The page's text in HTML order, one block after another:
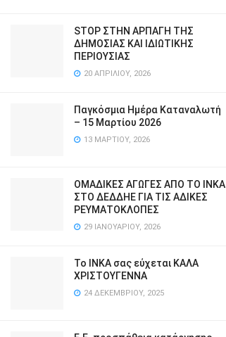
STOP ΣΤΗΝ ΑΡΠΑΓΗ ΤΗΣ
ΔΗΜΟΣΙΑΣ ΚΑΙ ΙΔΙΩΤΙΚΗΣ
ΠΕΡΙΟΥΣΙΑΣ
20 ΑΠΡΙΛΊΟΥ, 2026
Παγκόσμια Ημέρα Καταναλωτή
– 15 Μαρτίου 2026
13 ΜΑΡΤΊΟΥ, 2026
ΟΜΑΔΙΚΕΣ ΑΓΩΓΕΣ ΑΠΟ ΤΟ ΙΝΚΑ
ΣΤΟ ΔΕΔΔΗΕ ΓΙΑ ΤΙΣ ΑΔΙΚΕΣ
ΡΕΥΜΑΤΟΚΛΟΠΕΣ
29 ΙΑΝΟΥΑΡΊΟΥ, 2026
Το ΙΝΚΑ σας εύχεται ΚΑΛΑ
ΧΡΙΣΤΟΥΓΕΝΝΑ
24 ΔΕΚΕΜΒΡΊΟΥ, 2025